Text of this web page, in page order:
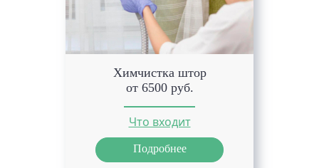
Химчистка штор
от 6500 руб.
Что входит
Подробнее